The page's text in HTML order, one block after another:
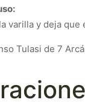
varilla y deja
Tulasi de 7